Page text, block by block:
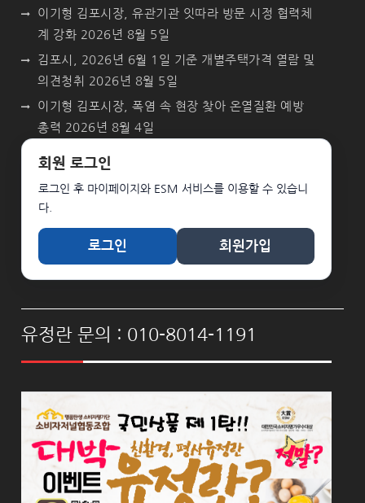
이기형 김포시장, 유관기관 잇따라 방문 시정 협력체
계 강화 2026년 8월 5일
김포시, 2026년 6월 1일 기준 개별주택가격 열람 및
의견청취
2026년 8월 5일
이기형 김포시장, 폭염 속 현장 찾아 온열질환 예방
총력 2026년 8월 4일
회원 로그인
로그인 후 마이페이지와 ESM 서비스를 이용할 수 있습니
다.
로그인 회원가입
유정란 문의 : 010-8014-1191